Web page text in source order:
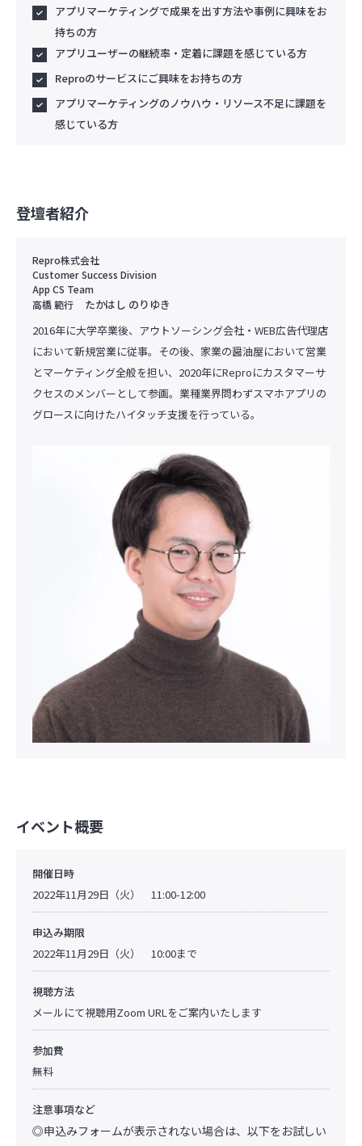
アプリマーケティングで成果を出す方法や事例に興味をお
持ちの方
アプリユーザーの継続率・定着に課題を感じている方
Reproのサービスにご興味をお持ちの方
アプリマーケティングのノウハウ・リソース不足に課題を
感じている方
登壇者紹介
Repro株式会社
Customer Success Division
App CS Team
高橋 範行
たかはし のりゆき
2016年に大学卒業後、アウトソーシング会社・WEB広告代理店
において新規営業に従事。その後、家業の醤油屋において営業
とマーケティング全般を担い、2020年にReproにカスタマーサ
クセスのメンバーとして参画。業種業界問わずスマホアプリの
グロースに向けたハイタッチ支援を行っている。
イベント概要
開催日時
2022年11月29日（火） 11:00-12:00
申込み期限
2022年11月29日（火） 10:00まで
視聴方法
メールにて視聴用Zoom URLをご案内いたします
参加費
無料
注意事項など
◎申込みフォームが表示されない場合は、以下をお試しい